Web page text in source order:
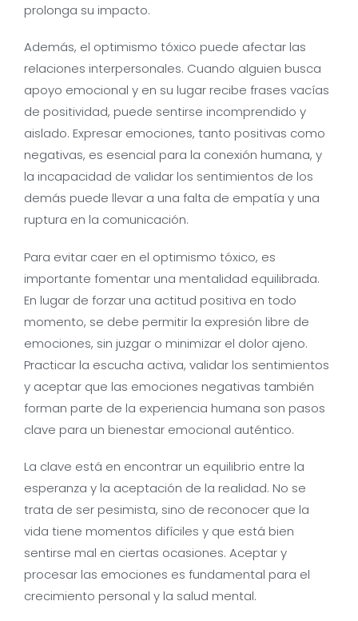
prolonga su impacto.
Además, el optimismo tóxico puede afectar las
relaciones interpersonales. Cuando alguien busca
apoyo emocional y en su lugar recibe frases vacías
de positividad, puede sentirse incomprendido y
aislado. Expresar emociones, tanto positivas como
negativas, es esencial para la conexión humana, y
la incapacidad de validar los sentimientos de los
demás puede llevar a una falta de empatía y una
ruptura en la comunicación.
Para evitar caer en el optimismo tóxico, es
importante fomentar una mentalidad equilibrada.
En lugar de forzar una actitud positiva en todo
momento, se debe permitir la expresión libre de
emociones, sin juzgar o minimizar el dolor ajeno.
Practicar la escucha activa, validar los sentimientos
y aceptar que las emociones negativas también
forman parte de la experiencia humana son pasos
clave para un bienestar emocional auténtico.
La clave está en encontrar un equilibrio entre la
esperanza y la aceptación de la realidad. No se
trata de ser pesimista, sino de reconocer que la
vida tiene momentos difíciles y que está bien
sentirse mal en ciertas ocasiones. Aceptar y
procesar las emociones es fundamental para el
crecimiento personal y la salud mental.